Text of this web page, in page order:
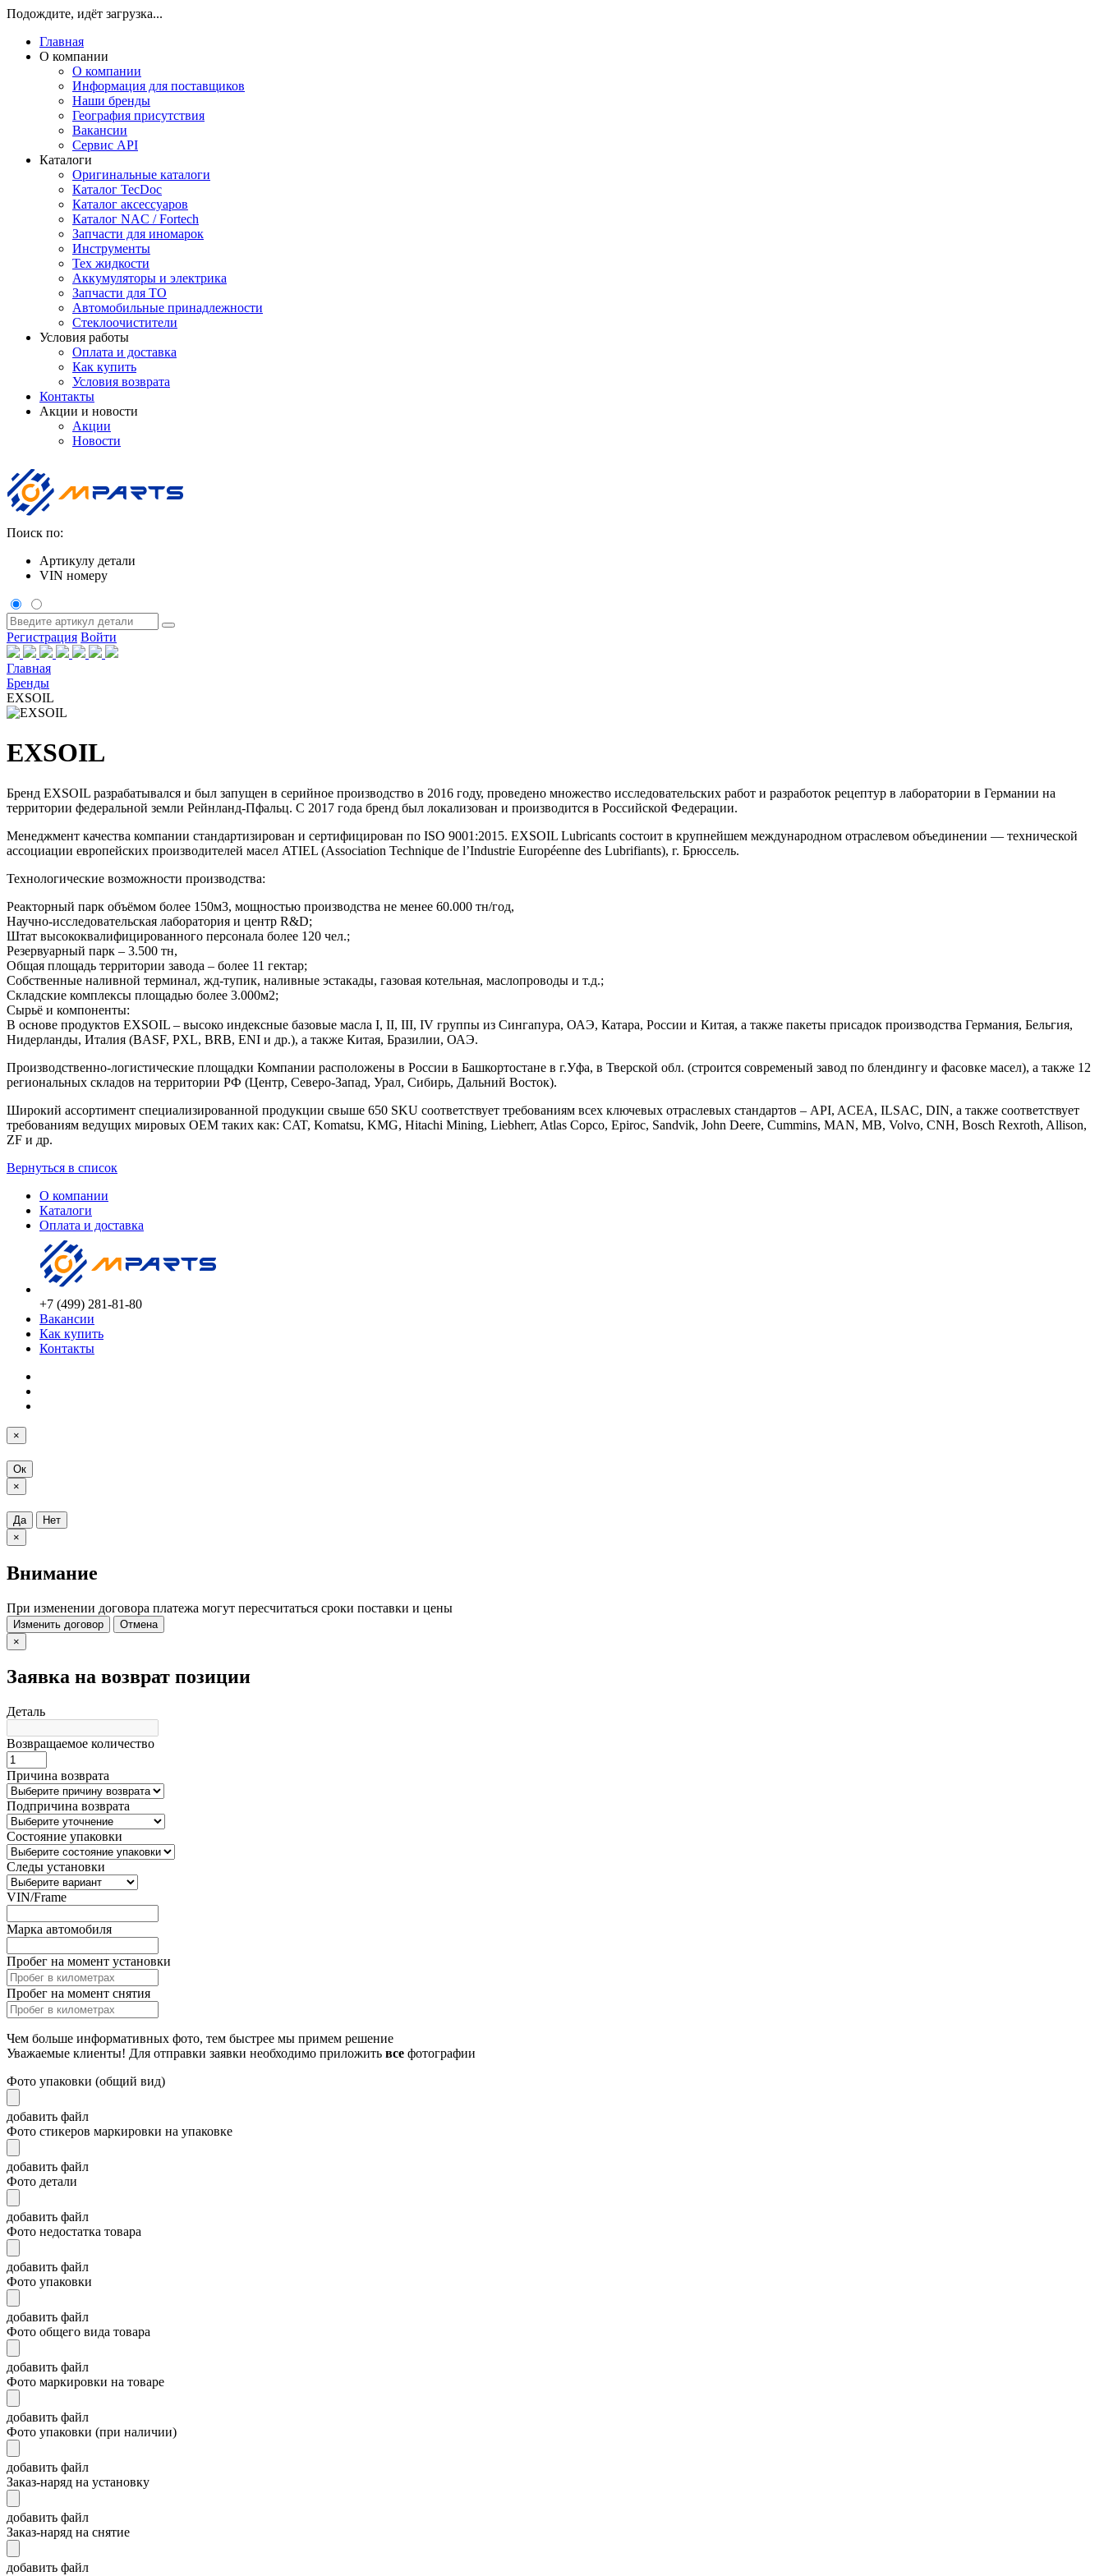
Подождите, идёт загрузка...
Главная
О компании
О компании
Информация для поставщиков
Наши бренды
География присутствия
Вакансии
Сервис API
Каталоги
Оригинальные каталоги
Каталог TecDoc
Каталог аксессуаров
Каталог NAC / Fortech
Запчасти для иномарок
Инструменты
Тех жидкости
Аккумуляторы и электрика
Запчасти для ТО
Автомобильные принадлежности
Стеклоочистители
Условия работы
Оплата и доставка
Как купить
Условия возврата
Контакты
Акции и новости
Акции
Новости
Поиск по:
Артикулу детали
VIN номеру
Регистрация Войти
Главная
Бренды
EXSOIL
EXSOIL
Бренд EXSOIL разрабатывался и был запущен в серийное производство в 2016 году, проведено множество исследовательских работ и разработок рецептур в лаборатории в Германии на
территории федеральной земли Рейнланд-Пфальц. С 2017 года бренд был локализован и производится в Российской Федерации.
Менеджмент качества компании стандартизирован и сертифицирован по ISO 9001:2015. EXSOIL Lubricants состоит в крупнейшем международном отраслевом объединении — технической
ассоциации европейских производителей масел ATIEL (Association Technique de l’Industrie Européenne des Lubrifiants), г. Брюссель.
Технологические возможности производства:
Реакторный парк объёмом более 150м3, мощностью производства не менее 60.000 тн/год,
Научно-исследовательская лаборатория и центр R&D;
Штат высококвалифицированного персонала более 120 чел.;
Резервуарный парк – 3.500 тн,
Общая площадь территории завода – более 11 гектар;
Собственные наливной терминал, жд-тупик, наливные эстакады, газовая котельная, маслопроводы и т.д.;
Складские комплексы площадью более 3.000м2;
Сырьё и компоненты:
В основе продуктов EXSOIL – высоко индексные базовые масла I, II, III, IV группы из Сингапура, ОАЭ, Катара, России и Китая, а также пакеты присадок производства Германия, Бельгия,
Нидерланды, Италия (BASF, PXL, BRB, ENI и др.), а также Китая, Бразилии, ОАЭ.
Производственно-логистические площадки Компании расположены в России в Башкортостане в г.Уфа, в Тверской обл. (строится современый завод по блендингу и фасовке масел), а также 12
региональных складов на территории РФ (Центр, Северо-Запад, Урал, Сибирь, Дальний Восток).
Широкий ассортимент специализированной продукции свыше 650 SKU соответствует требованиям всех ключевых отраслевых стандартов – API, ACEA, ILSAC, DIN, а также соответствует
требованиям ведущих мировых ОЕМ таких как: CAT, Komatsu, KMG, Hitachi Mining, Liebherr, Atlas Copco, Epiroc, Sandvik, John Deere, Cummins, MAN, MB, Volvo, CNH, Bosch Rexroth, Allison,
ZF и др.
Вернуться в список
О компании
Каталоги
Оплата и доставка
+7 (499) 281-81-80
Вакансии
Как купить
Контакты
×
Ок
×
Да
Нет
×
Внимание
При изменении договора платежа могут пересчитаться сроки поставки и цены
Изменить договор
Отмена
×
Заявка на возврат позиции
Деталь
Возвращаемое количество
Причина возврата
Подпричина возврата
Состояние упаковки
Следы установки
VIN/Frame
Марка автомобиля
Пробег на момент установки
Пробег на момент снятия
Чем больше информативных фото, тем быстрее мы примем решение
Уважаемые клиенты! Для отправки заявки необходимо приложить все фотографии
Фото упаковки (общий вид)
добавить файл
Фото стикеров маркировки на упаковке
добавить файл
Фото детали
добавить файл
Фото недостатка товара
добавить файл
Фото упаковки
добавить файл
Фото общего вида товара
добавить файл
Фото маркировки на товаре
добавить файл
Фото упаковки (при наличии)
добавить файл
Заказ-наряд на установку
добавить файл
Заказ-наряд на снятие
добавить файл